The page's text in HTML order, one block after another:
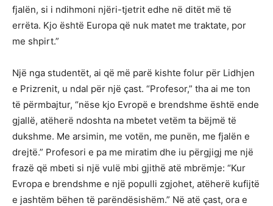
fjalën, si i ndihmoni njëri-tjetrit edhe në ditët më të
errëta. Kjo është Europa që nuk matet me traktate, por
me shpirt.”
Një nga studentët, ai që më parë kishte folur për Lidhjen
e Prizrenit, u ndal për një çast. “Profesor,” tha ai me ton
të përmbajtur, “nëse kjo Evropë e brendshme është ende
gjallë, atëherë ndoshta na mbetet vetëm ta bëjmë të
dukshme. Me arsimin, me votën, me punën, me fjalën e
drejtë.” Profesori e pa me miratim dhe iu përgjigj me një
frazë që mbeti si një vulë mbi gjithë atë mbrëmje: “Kur
Evropa e brendshme e një populli zgjohet, atëherë kufijtë
e jashtëm bëhen të parëndësishëm.” Në atë çast, ora e